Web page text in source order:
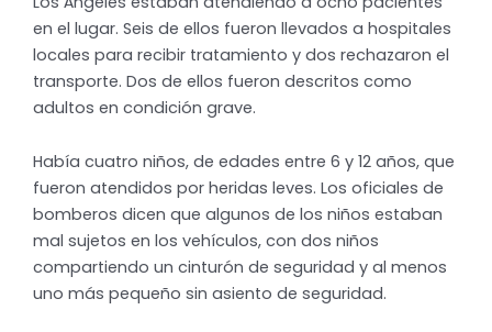
en el lugar. Seis de ellos fueron llevados a hospitales
locales para recibir tratamiento y dos rechazaron el
transporte. Dos de ellos fueron descritos como
adultos en condición grave.
Había cuatro niños, de edades entre 6 y 12 años, que
fueron atendidos por heridas leves. Los oficiales de
bomberos dicen que algunos de los niños estaban
mal sujetos en los vehículos, con dos niños
compartiendo un cinturón de seguridad y al menos
uno más pequeño sin asiento de seguridad.